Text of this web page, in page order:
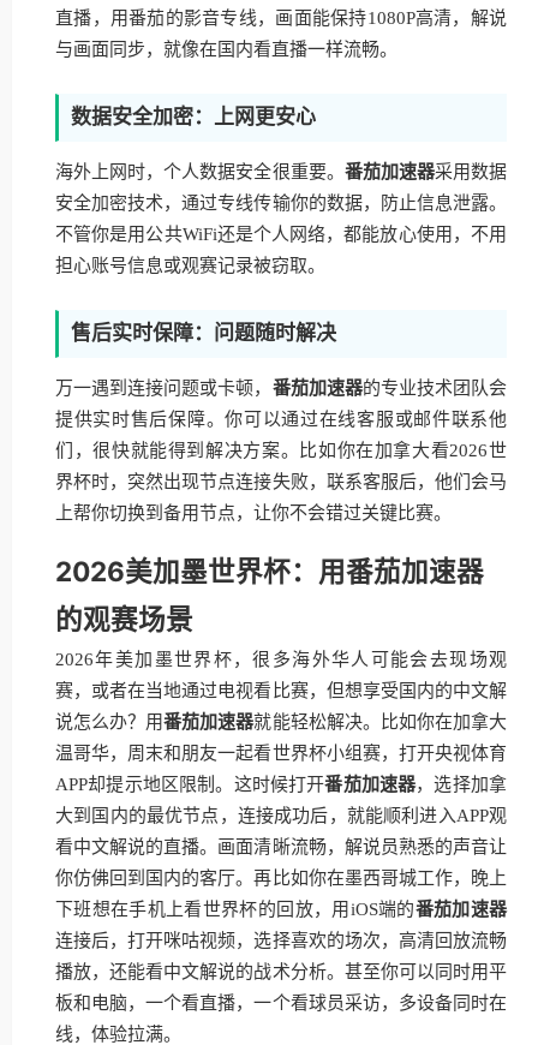
直播，用番茄的影音专线，画面能保持1080P高清，解说
与画面同步，就像在国内看直播一样流畅。
数据安全加密：上网更安心
海外上网时，个人数据安全很重要。 番茄加速器采用数据
安全加密技术，通过专线传输你的数据，防止信息泄露。
不管你是用公共WiFi还是个人网络，都能放心使用，不用
担心账号信息或观赛记录被窃取。
售后实时保障：问题随时解决
万一遇到连接问题或卡顿， 番茄加速器的专业技术团队会
提供实时售后保障。你可以通过在线客服或邮件联系他
们，很快就能得到解决方案。比如你在加拿大看2026世
界杯时，突然出现节点连接失败，联系客服后，他们会马
上帮你切换到备用节点，让你不会错过关键比赛。
2026美加墨世界杯：用番茄加速器
的观赛场景
2026年美加墨世界杯，很多海外华人可能会去现场观
赛，或者在当地通过电视看比赛，但想享受国内的中文解
说怎么办？用番茄加速器就能轻松解决。比如你在加拿大
温哥华，周末和朋友一起看世界杯小组赛，打开央视体育
APP却提示地区限制。这时候打开番茄加速器，选择加拿
大到国内的最优节点，连接成功后，就能顺利进入APP观
看中文解说的直播。画面清晰流畅，解说员熟悉的声音让
你仿佛回到国内的客厅。再比如你在墨西哥城工作，晚上
下班想在手机上看世界杯的回放，用iOS端的番茄加速器
连接后，打开咪咕视频，选择喜欢的场次，高清回放流畅
播放，还能看中文解说的战术分析。甚至你可以同时用平
板和电脑，一个看直播，一个看球员采访，多设备同时在
线，体验拉满。